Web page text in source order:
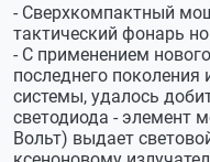
- Сверхкомпактный
тактический фонарь
- С применением
последнего поколения
системы, удалось
светодиода - элемент
Вольт) выдает